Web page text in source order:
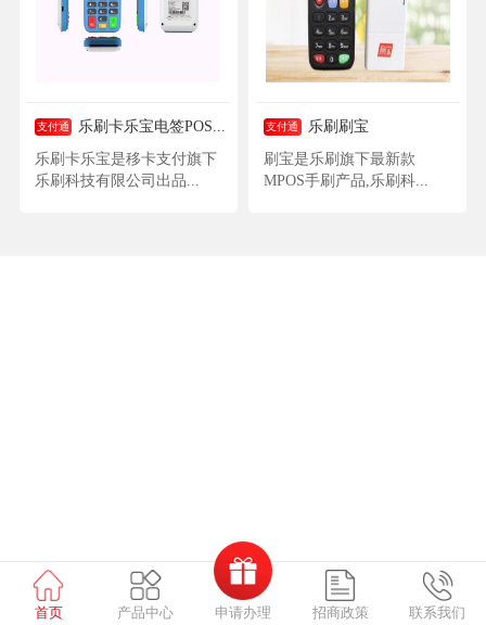
支付通
乐刷卡乐宝电签POS...
乐刷卡乐宝是移卡支付旗下
乐刷科技有限公司出品...
支付通
乐刷刷宝
刷宝是乐刷旗下最新款
MPOS手刷产品,乐刷科...
首页 产品中心 申请办理 招商政策 联系我们